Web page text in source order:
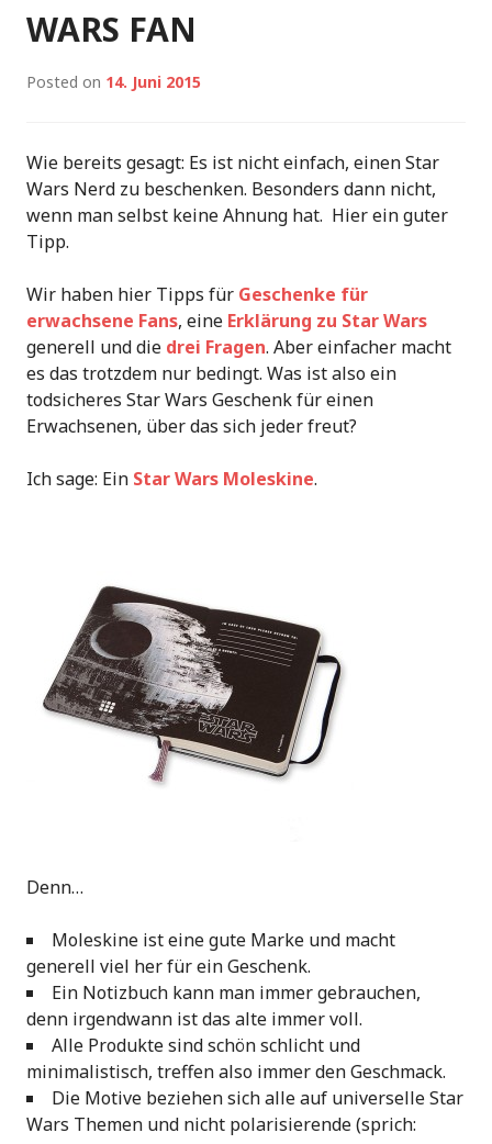
WARS FAN
Posted on 14. Juni 2015
Wie bereits gesagt: Es ist nicht einfach, einen Star
Wars Nerd zu beschenken. Besonders dann nicht,
wenn man selbst keine Ahnung hat. Hier ein guter
Tipp.
Wir haben hier Tipps für Geschenke für
erwachsene Fans, eine Erklärung zu Star Wars
generell und die drei Fragen. Aber einfacher macht
es das trotzdem nur bedingt. Was ist also ein
todsicheres Star Wars Geschenk für einen
Erwachsenen, über das sich jeder freut?
Ich sage: Ein Star Wars Moleskine.
Denn…
Moleskine ist eine gute Marke und macht
generell viel her für ein Geschenk.
Ein Notizbuch kann man immer gebrauchen,
denn irgendwann ist das alte immer voll.
Alle Produkte sind schön schlicht und
minimalistisch, treffen also immer den Geschmack.
Die Motive beziehen sich alle auf universelle Star
Wars Themen und nicht polarisierende (sprich: